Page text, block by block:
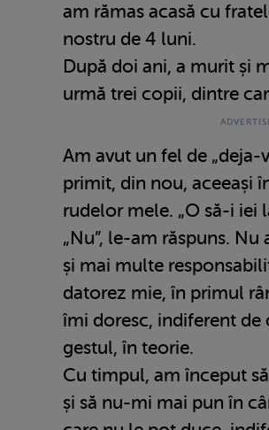
am rămas acasă cu
nostru de 4 luni.
După doi ani, a murit și
urmă trei copii, dintre
Am avut un fel de „deja-
primit, din nou, aceeași
rudelor mele. „O să-i iei
„Nu”, le-am răspuns.
și mai multe
datorez mie, în primul
îmi doresc, indiferent de
gestul, în teorie.
Cu timpul, am început
și să nu-mi mai pun în